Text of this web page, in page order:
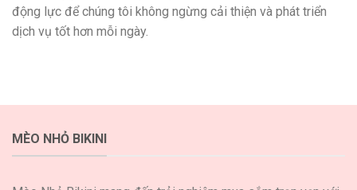
động lực để chúng tôi không ngừng cải thiện và phát triển
dịch vụ tốt hơn mỗi ngày.
MÈO NHỎ BIKINI